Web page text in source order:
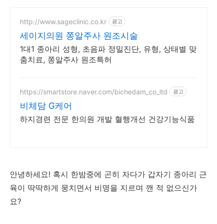
http://www.sageclinic.co.kr 광고
세이지의원 쫑알주사 원조시술
1대1 종아리 성형, 초음파 정밀진단, 유형, 상태별 맞
춤치료, 쫑알주사 원조특허
https://smartstore.naver.com/bichedam_co_ltd 광고
비체담 G케어
하지경련 전문 한의원 개발 혈행개선 건강기능식품
안녕하세요! 혹시 한밤중에 곤히 자다가 갑자기 종아리 근
육이 딱딱하게 뭉치면서 비명을 지르며 깬 적 없으신가
요?